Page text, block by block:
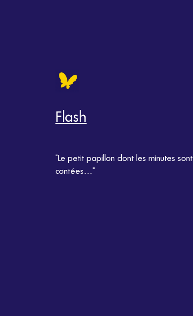
Flash
"Le petit papillon dont les minutes sont
contées…"